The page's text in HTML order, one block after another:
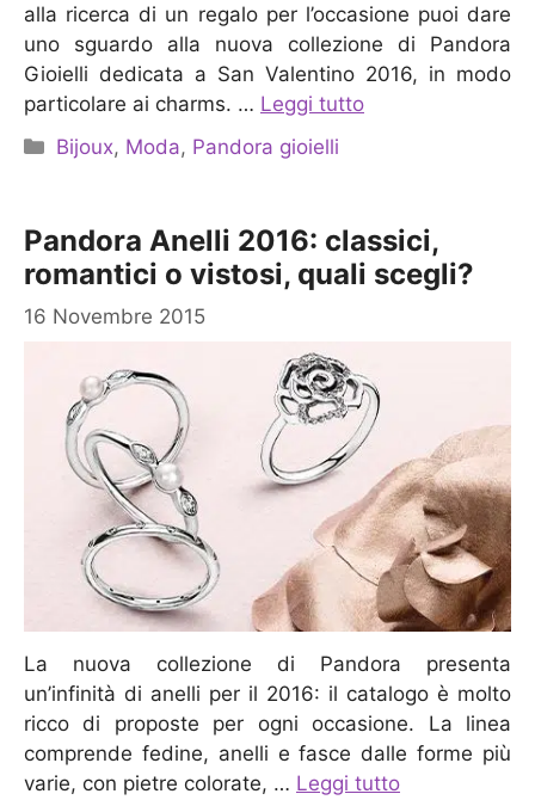
alla ricerca di un regalo per l’occasione puoi dare
uno sguardo alla nuova collezione di Pandora
Gioielli dedicata a San Valentino 2016, in modo
particolare ai charms. … Leggi tutto
Categorie
Bijoux, Moda, Pandora gioielli
Pandora Anelli 2016: classici,
romantici o vistosi, quali scegli?
16 Novembre 2015
La nuova collezione di Pandora presenta
un’infinità di anelli per il 2016: il catalogo è molto
ricco di proposte per ogni occasione. La linea
comprende fedine, anelli e fasce dalle forme più
varie, con pietre colorate, … Leggi tutto